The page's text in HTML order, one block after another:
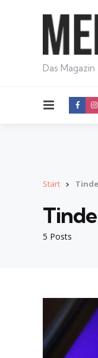
Das
Menu
Start
5 Posts